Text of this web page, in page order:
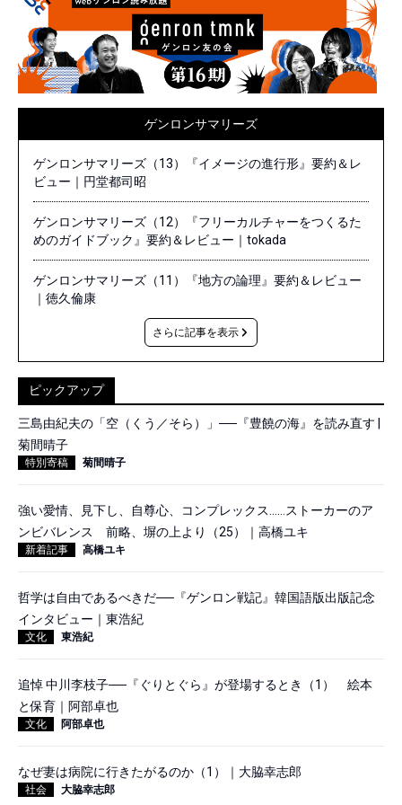
ゲンロンサマリーズ
ゲンロンサマリーズ（13）『イメージの進行形』要約＆レ
ビュー｜円堂都司昭
ゲンロンサマリーズ（12）『フリーカルチャーをつくるた
めのガイドブック』要約＆レビュー｜tokada
ゲンロンサマリーズ（11）『地方の論理』要約＆レビュー
｜徳久倫康
さらに記事を表示
ピックアップ
三島由紀夫の「空（くう／そら）」──『豊饒の海』を読み直す |
菊間晴子
特別寄稿 菊間晴子
強い愛情、見下し、自尊心、コンプレックス……ストーカーのア
ンビバレンス 前略、塀の上より（25）｜高橋ユキ
新着記事 高橋ユキ
哲学は自由であるべきだ──『ゲンロン戦記』韓国語版出版記念
インタビュー｜東浩紀
文化 東浩紀
追悼 中川李枝子──『ぐりとぐら』が登場するとき（1） 絵本
と保育｜阿部卓也
文化 阿部卓也
なぜ妻は病院に行きたがるのか（1）｜大脇幸志郎
社会 大脇幸志郎